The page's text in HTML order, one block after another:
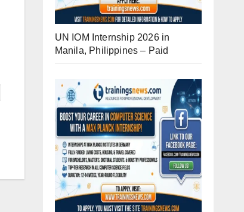
UN IOM Internship 2026 in
Manila, Philippines – Paid